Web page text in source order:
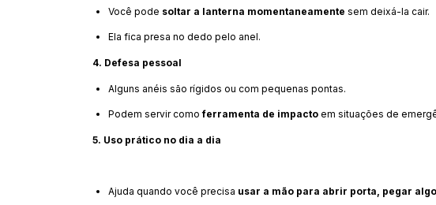
Você pode soltar a lanterna momentaneamente sem deixá-la cair.
Ela fica presa no dedo pelo anel.
4. Defesa pessoal
Alguns anéis são rígidos ou com pequenas pontas.
Podem servir comoferramenta de impacto em situações de
5. Uso prático no dia a dia
Ajuda quando você precisa usar a mão para abrir porta, pegar